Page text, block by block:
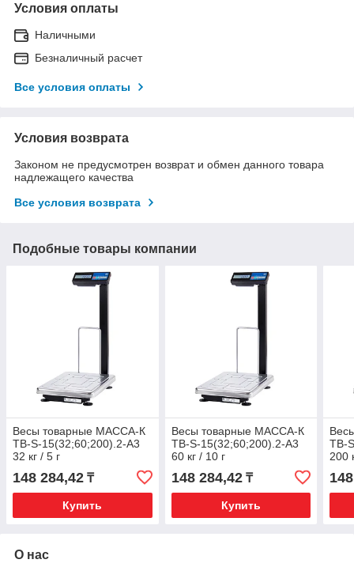
Условия оплаты
Наличными
Безналичный расчет
Все условия оплаты
Условия возврата
Законом не предусмотрен возврат и обмен данного товара
надлежащего качества
Все условия возврата
Подобные товары компании
Весы товарные МАССА-К
ТВ-S-15(32;60;200).2-А3
32 кг / 5 г
148 284,42 ₸
Купить
Весы товарные МАССА-К
ТВ-S-15(32;60;200).2-А3
60 кг / 10 г
148 284,42₸
Купить
ТВ-
200
О нас